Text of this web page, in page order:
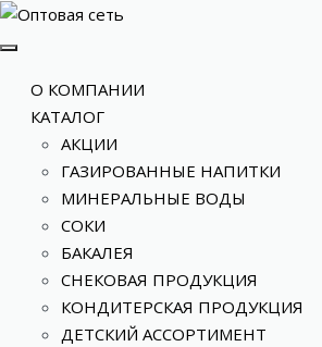
О КОМПАНИИ
КАТАЛОГ
АКЦИИ
ГАЗИРОВАННЫЕ НАПИТКИ
МИНЕРАЛЬНЫЕ ВОДЫ
СОКИ
БАКАЛЕЯ
СНЕКОВАЯ ПРОДУКЦИЯ
КОНДИТЕРСКАЯ ПРОДУКЦИЯ
ДЕТСКИЙ АССОРТИМЕНТ